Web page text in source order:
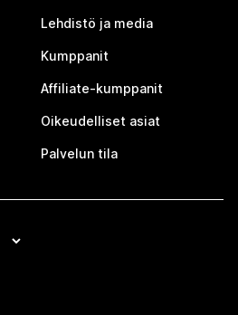
Lehdistö ja media
Kumppanit
Affiliate-kumppanit
Oikeudelliset asiat
Palvelun tila